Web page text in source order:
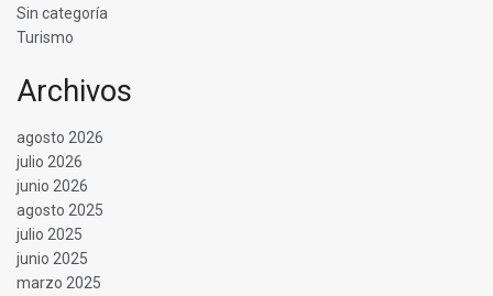
Sin categoría
Turismo
Archivos
agosto 2026
julio 2026
junio 2026
agosto 2025
julio 2025
junio 2025
marzo 2025